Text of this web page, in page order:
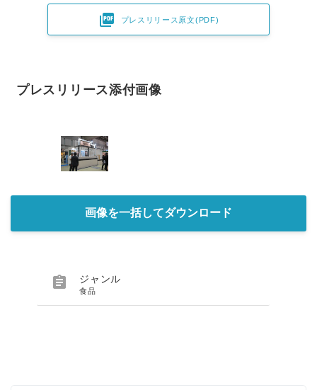
 プレスリリース原文(PDF)
プレスリリース添付画像
画像を一括してダウンロード
 ジャンル
食品